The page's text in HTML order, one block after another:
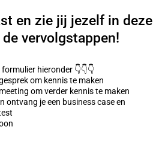
en zie jij jezelf in deze
vervolgstappen!
hieronder 👇👇👇
om kennis te maken
om verder kennis te maken
ontvang je een business case en